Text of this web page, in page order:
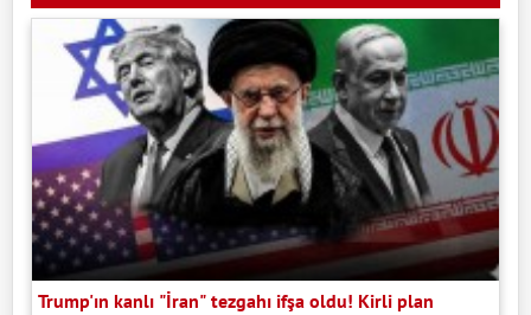
Trump'ın kanlı "İran" tezgahı ifşa oldu! Kirli plan